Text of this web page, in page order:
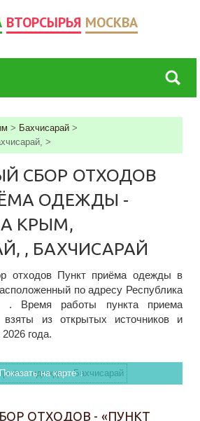
ВТОРСЫРЬЯ МОСКВА
> Бахчисарай >
>
СБОР ОТХОДОВ
ОДЕЖДЫ -
КРЫМ,
, БАХЧИСАРАЙ
отходов Пункт приёма одежды в
по адресу Республика
. Время работы пункта приема
из открытых источников и
года.
Показать на карте ↓
ОТХОДОВ - «ПУНКТ